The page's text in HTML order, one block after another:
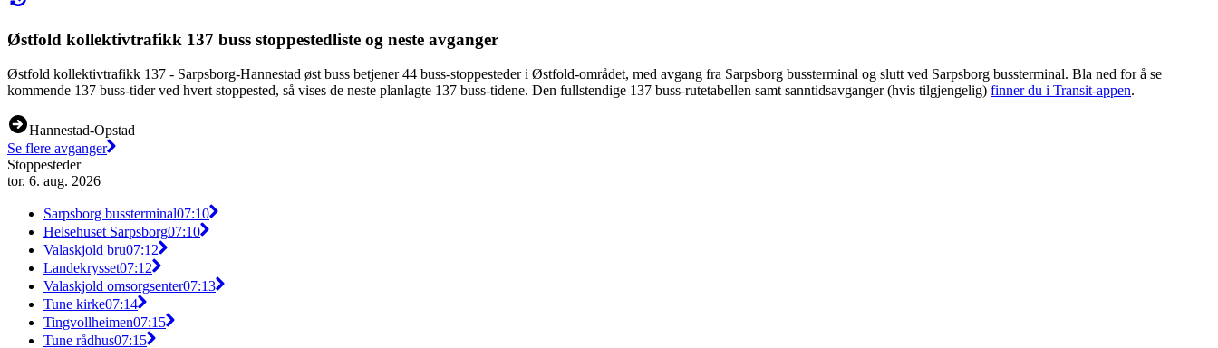
Østfold kollektivtrafikk 137 buss stoppestedliste og neste avganger
Østfold kollektivtrafikk 137 - Sarpsborg-Hannestad øst buss betjener 44 buss-stoppesteder i Østfold-området, med avgang fra Sarpsborg bussterminal og slutt ved Sarpsborg bussterminal. Bla ned for å se
kommende 137 buss-tider ved hvert stoppested, så vises de neste planlagte 137 buss-tidene. Den fullstendige 137 buss-rutetabellen samt sanntidsavganger (hvis tilgjengelig) finner du i Transit-appen.
Hannestad-Opstad
Se flere avganger
Stoppesteder
tor. 6. aug. 2026
Sarpsborg bussterminal07:10
Helsehuset Sarpsborg07:10
Valaskjold bru07:12
Landekrysset07:12
Valaskjold omsorgsenter07:13
Tune kirke07:14
Tingvollheimen07:15
Tune rådhus07:15